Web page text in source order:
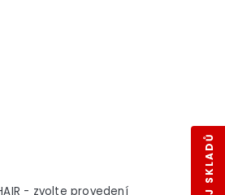
- zvolte provedení